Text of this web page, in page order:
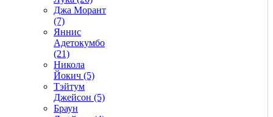
Джа Морант
(7)
Яннис
Адетокумбо
(21)
Никола
Йокич (5)
Тэйтум
Джейсон (5)
Браун